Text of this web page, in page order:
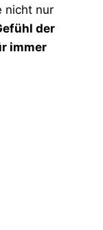
nicht nur
der
immer